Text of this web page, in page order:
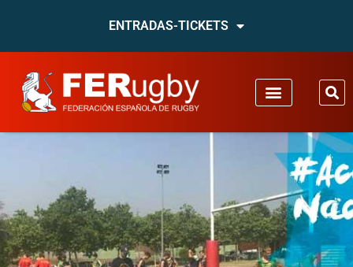
ENTRADAS-TICKETS